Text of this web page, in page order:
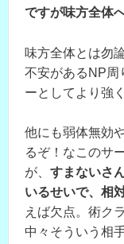
ですが味方全体
味方全体とは勿
不安があるNP周
ーとしてより強
他にも弱体無効
るぞ！なこのサ
が、 すまないさ
いるせいで、相
えば欠点。術ク
中々そういう相